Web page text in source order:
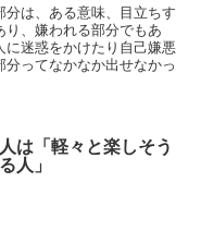
は、ある意味、目立ちす
り、嫌われる部分でもあ
に迷惑をかけたり自己嫌悪
ってなかなか出せなかっ
は「軽々と楽しそう
人」